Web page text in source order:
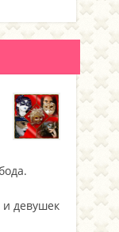
девушек